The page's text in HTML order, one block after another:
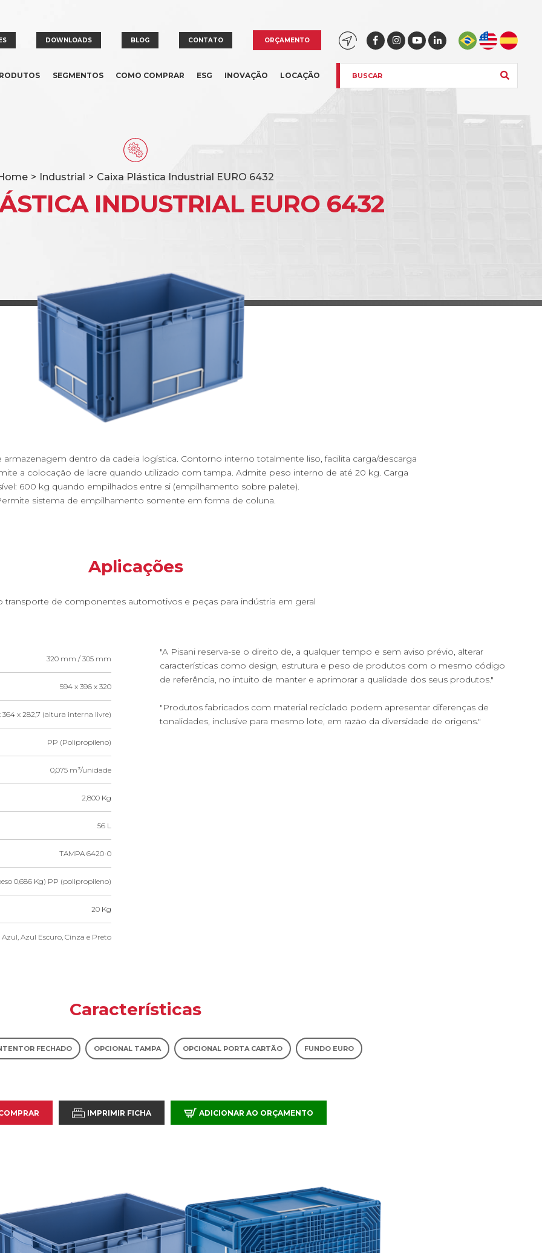
DOWNLOADS BLOG CONTATO ORÇAMENTO
SEGMENTOS COMO COMPRAR ESG INOVAÇÃO LOCAÇÃO
> Industrial > Caixa Plástica Industrial EURO 6432
INDUSTRIAL EURO 6432
armazenagem dentro da cadeia logística. Contorno interno totalmente liso, facilita carga/descarga
a colocação de lacre quando utilizado com tampa. Admite peso interno de até 20 kg. Carga
600 kg quando empilhados entre si (empilhamento sobre palete).
sistema de empilhamento somente em forma de coluna.
Aplicações
transporte de componentes automotivos e peças para indústria em geral
320 mm / 305 mm
594 x 396 x 320
364 x 282,7 (altura interna livre)
PP (Polipropileno)
0,075 m³/unidade
2,800 Kg
56 L
TAMPA 6420-0
0,686 Kg) PP (polipropileno)
20 Kg
Azul, Azul Escuro, Cinza e Preto
"A Pisani reserva-se o direito de, a qualquer tempo e sem aviso prévio, alterar
características como design, estrutura e peso de produtos com o mesmo código
de referência, no intuito de manter e aprimorar a qualidade dos seus produtos."
"Produtos fabricados com material reciclado podem apresentar diferenças de
tonalidades, inclusive para mesmo lote, em razão da diversidade de origens."
Características
FECHADO OPCIONAL TAMPA OPCIONAL PORTA CARTÃO FUNDO EURO
IMPRIMIR FICHA ADICIONAR AO ORÇAMENTO